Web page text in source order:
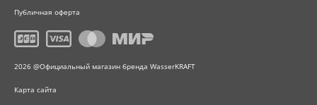
Публичная оферта
2026 @Официальный магазин бренда WasserKRAFT
Карта сайта